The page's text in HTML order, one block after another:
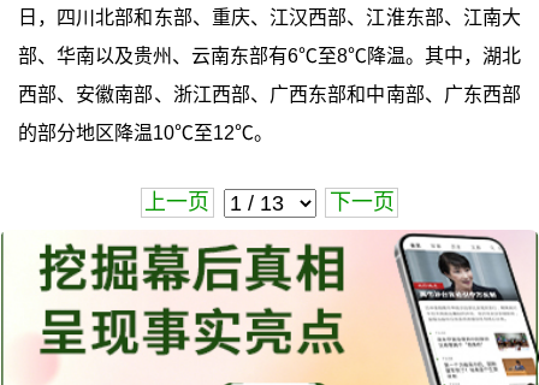
日，四川北部和东部、重庆、江汉西部、江淮东部、江南大
部、华南以及贵州、云南东部有6℃至8℃降温。其中，湖北
西部、安徽南部、浙江西部、广西东部和中南部、广东西部
的部分地区降温10℃至12℃。
上一页 下一页